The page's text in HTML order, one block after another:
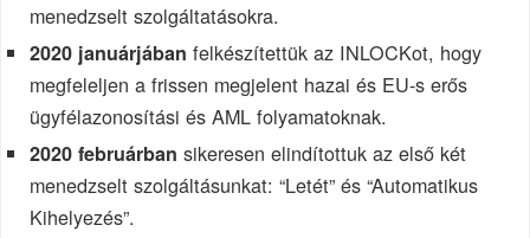
menedzselt szolgáltatásokra.
2020 januárjában felkészítettük az INLOCKot, hogy
megfeleljen a frissen megjelent hazai és EU-s erős
ügyfélazonosítási és AML folyamatoknak.
2020 februárban sikeresen elindítottuk az első két
menedzselt szolgáltásunkat: “Letét” és “Automatikus
Kihelyezés”.